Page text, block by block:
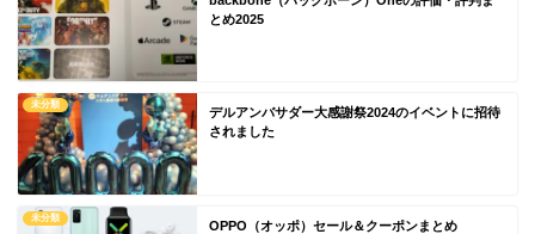
とめ2025
未分類
デルアンバサダー大感謝祭2024のイベントに招待
されました
未分類
OPPO（オッポ）セール＆クーポンまとめ